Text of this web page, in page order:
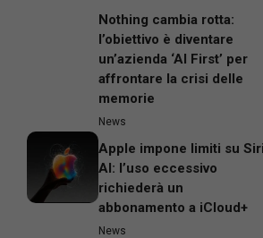
Nothing cambia rotta:
l’obiettivo è diventare
un’azienda ‘AI First’ per
affrontare la crisi delle
memorie
News
Apple impone limiti su Siri
AI: l’uso eccessivo
richiederà un
abbonamento a iCloud+
News